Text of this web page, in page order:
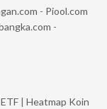
- Piool.com
-
| Heatmap Koin